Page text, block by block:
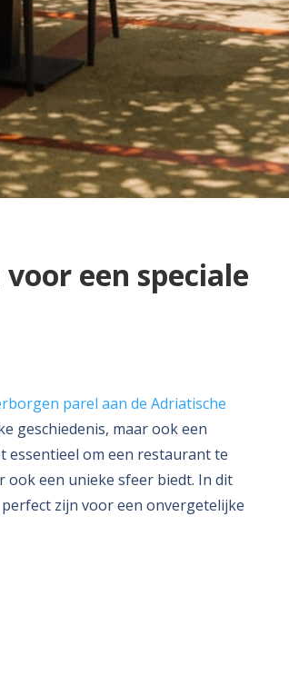
een speciale
parel aan de Adriatische
geschiedenis, maar ook een
essentieel om een restaurant te
ook een unieke sfeer biedt. In dit
zijn voor een onvergetelijke